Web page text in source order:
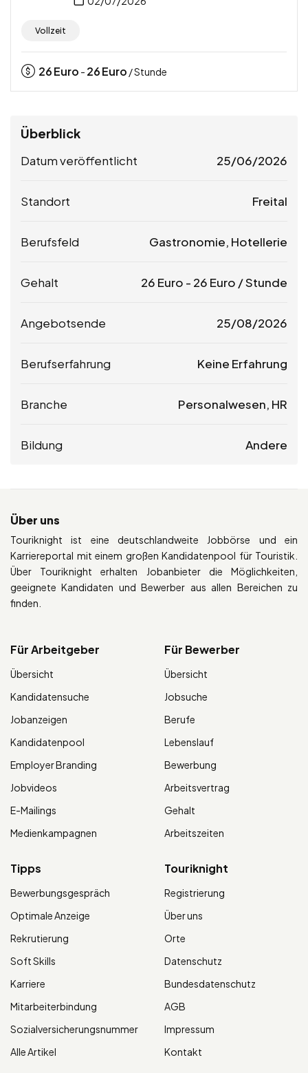
Vollzeit
26Euro - 26Euro / Stunde
Überblick
Datum veröffentlicht 25/06/2026
Standort Freital
Berufsfeld Gastronomie, Hotellerie
Gehalt 26 Euro - 26 Euro / Stunde
Angebotsende 25/08/2026
Berufserfahrung Keine Erfahrung
Branche Personalwesen, HR
Bildung Andere
Über uns
Touriknight ist eine deutschlandweite Jobbörse und ein
Karriereportal mit einem großen Kandidatenpool für Touristik.
Über Touriknight erhalten Jobanbieter die Möglichkeiten,
geeignete Kandidaten und Bewerber aus allen Bereichen zu
finden.
Für Arbeitgeber
Übersicht
Kandidatensuche
Jobanzeigen
Kandidatenpool
Employer Branding
Jobvideos
E-Mailings
Medienkampagnen
Für Bewerber
Übersicht
Jobsuche
Berufe
Lebenslauf
Bewerbung
Arbeitsvertrag
Gehalt
Arbeitszeiten
Tipps
Bewerbungsgespräch
Optimale Anzeige
Rekrutierung
Soft Skills
Karriere
Mitarbeiterbindung
Sozialversicherungsnummer
Alle Artikel
Touriknight
Registrierung
Über uns
Orte
Datenschutz
Bundesdatenschutz
AGB
Impressum
Kontakt